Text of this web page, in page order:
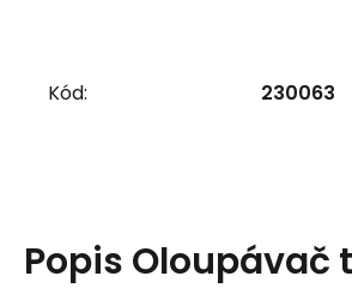
Kód: 230063
Popis Oloupávač